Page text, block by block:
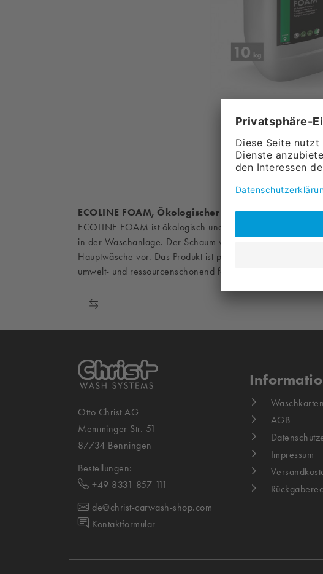
ECOLINE FOAM, Ökologischer Kraftschaum, 10 kg
ECOLINE FOAM ist ökologisch und erzeugt einen
in der Waschanlage. Der Schaum weicht das Fahrzeug ein
Hauptwäsche vor. Das Produkt ist pH-neutral, frei von
umwelt- und ressourcenschonend formuliert.
Otto Christ AG
Memminger Str. 51
87734 Benningen
Bestellungen:
+49 8331 857 111
de@christ-carwash-shop.com
Kontaktformular
Waschkarten
AGB
Impressum